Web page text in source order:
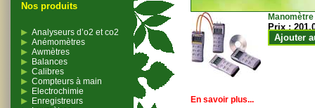
Nos produits
Analyseurs d’o2 et co2
Anémomètres
Awmètres
Balances
Calibres
Compteurs à main
Electrochimie
Enregistreurs
Prix :
Ajouter
En savoir plus...